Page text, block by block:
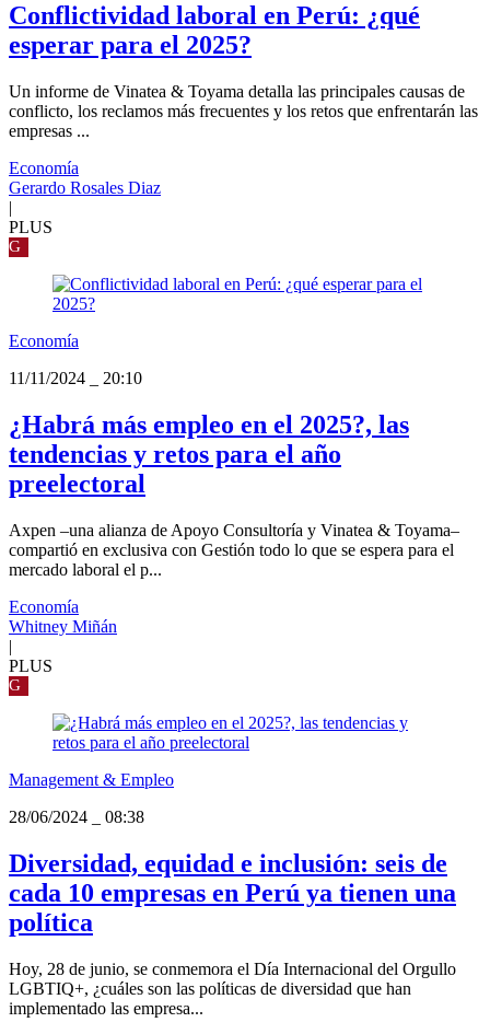
Conflictividad laboral en Perú: ¿qué
esperar para el 2025?
Un informe de Vinatea & Toyama detalla las principales causas de
conflicto, los reclamos más frecuentes y los retos que enfrentarán las
empresas ...
Economía
Gerardo Rosales Diaz
|
PLUS
G
Economía
11/11/2024
20:10
¿Habrá más empleo en el 2025?, las
tendencias y retos para el año
preelectoral
Axpen –una alianza de Apoyo Consultoría y Vinatea & Toyama–
compartió en exclusiva con Gestión todo lo que se espera para el
mercado laboral el p...
Economía
Whitney Miñán
|
PLUS
G
Management & Empleo
28/06/2024
08:38
Diversidad, equidad e inclusión: seis de
cada 10 empresas en Perú ya tienen una
política
Hoy, 28 de junio, se conmemora el Día Internacional del Orgullo
LGBTIQ+, ¿cuáles son las políticas de diversidad que han
implementado las empresa...